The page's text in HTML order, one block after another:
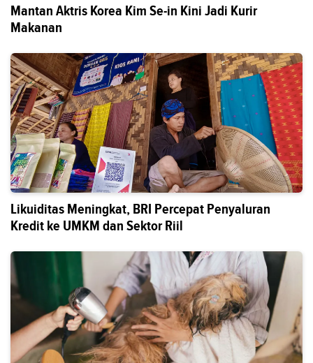
Mantan Aktris Korea Kim Se-in Kini Jadi Kurir
Makanan
Likuiditas Meningkat, BRI Percepat Penyaluran
Kredit ke UMKM dan Sektor Riil